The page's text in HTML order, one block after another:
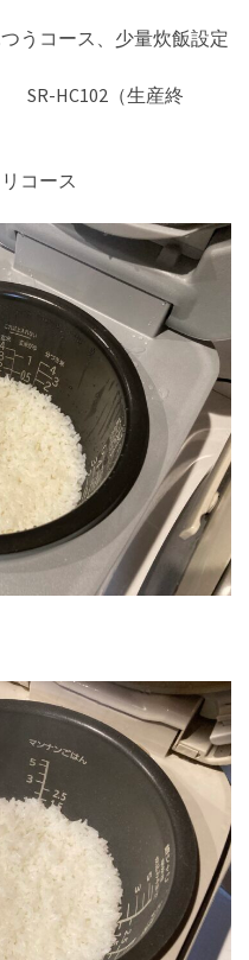
コース、少量炊飯設定
SR-HC102（生産終
コース